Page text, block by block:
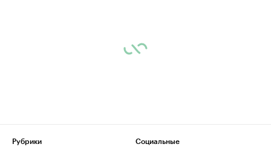
Рубрики
Социальные